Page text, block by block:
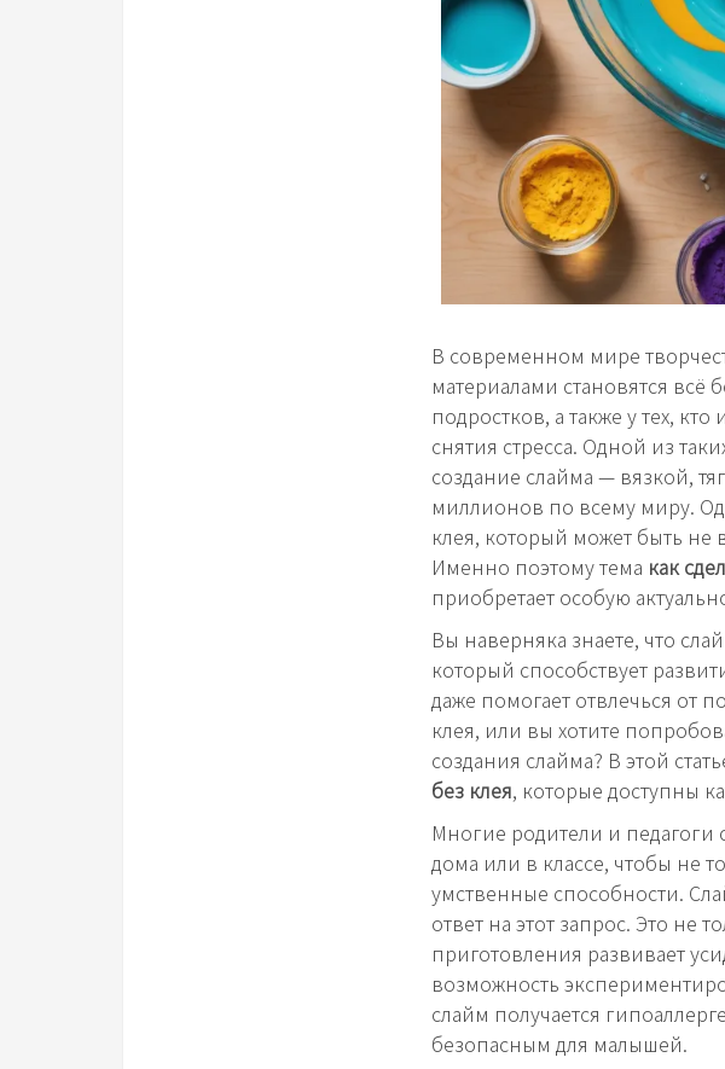
В современном мире
материалами становятся
подростков, а также у тех,
снятия стресса. Одной из
создание слайма — вязкой,
миллионов по всему миру.
клея, который может быть не
Именно поэтому тема как
приобретает особую
Вы наверняка знаете, что
который способствует
даже помогает отвлечься от
клея, или вы хотите
создания слайма? В этой
без клея, которые доступны
Многие родители и педагоги
дома или в классе, чтобы не
умственные способности.
ответ на этот запрос. Это не
приготовления развивает
возможность
слайм получается
безопасным для малышей.